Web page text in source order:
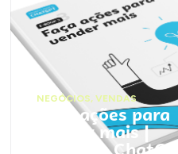
NEGÓCIOS, VENDAS
Faça ações para
vender mais |